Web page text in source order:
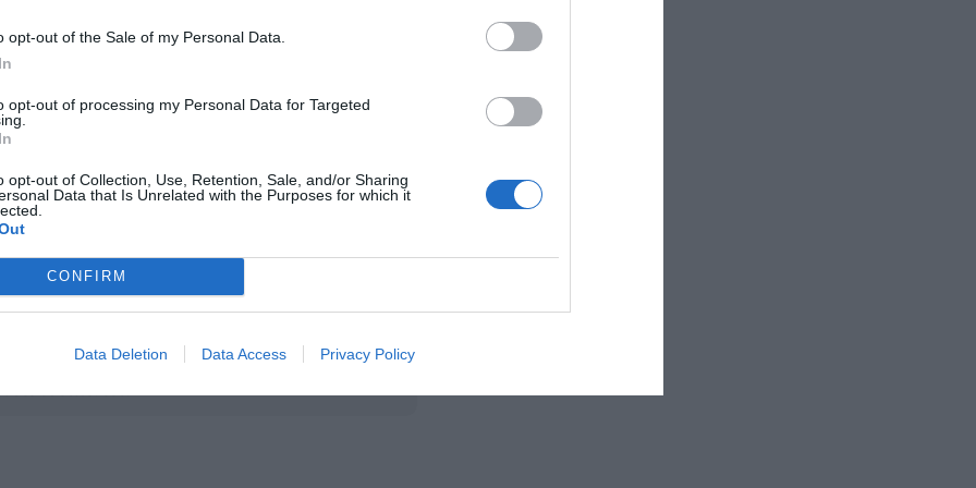
opt-out of the Sale of my Personal Data.
opt-out of processing my Personal Data for Targeted
opt-out of Collection, Use, Retention, Sale, and/or Sharing
Data that Is Unrelated with the Purposes for which it
CONFIRM
Data Deletion Data Access Privacy Policy
de cazabulos de #SaludsinBulos y se han
los últimos años en desmontar mitos y
de #SaludsinBulos, «desde la
muy necesaria en salud y algunos
a la Red con contenidos
que ha crecido en los últimos años. Se
educar en salud y que los ciudadanos
en doctor Google».
fuente preferida de Google
de actualidad.